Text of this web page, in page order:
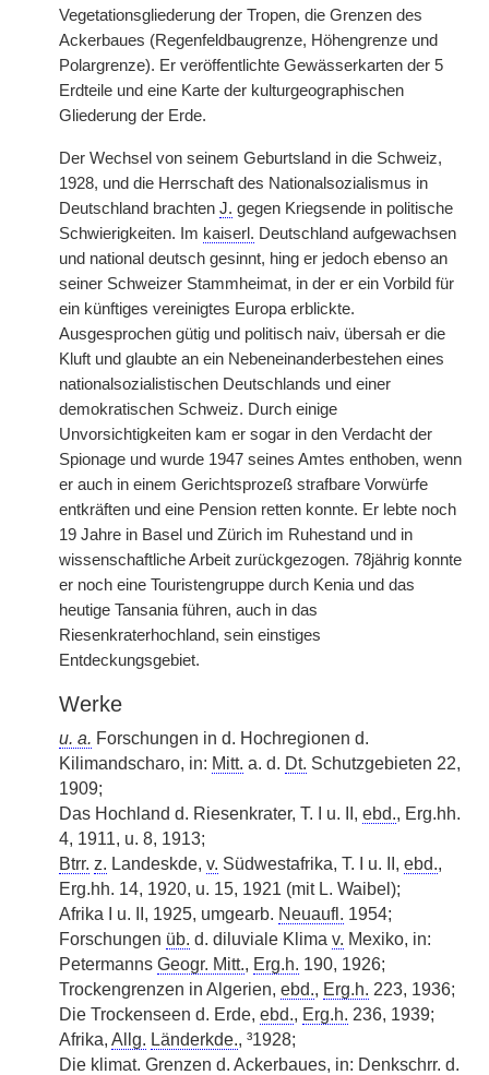
Vegetationsgliederung der Tropen, die Grenzen des
Ackerbaues (Regenfeldbaugrenze, Höhengrenze und
Polargrenze). Er veröffentlichte Gewässerkarten der 5
Erdteile und eine Karte der kulturgeographischen
Gliederung der Erde.
Der Wechsel von seinem Geburtsland in die Schweiz,
1928, und die Herrschaft des Nationalsozialismus in
Deutschland brachten J. gegen Kriegsende in politische
Schwierigkeiten. Im kaiserl. Deutschland aufgewachsen
und national deutsch gesinnt, hing er jedoch ebenso an
seiner Schweizer Stammheimat, in der er ein Vorbild für
ein künftiges vereinigtes Europa erblickte.
Ausgesprochen gütig und politisch naiv, übersah er die
Kluft und glaubte an ein Nebeneinanderbestehen eines
nationalsozialistischen Deutschlands und einer
demokratischen Schweiz. Durch einige
Unvorsichtigkeiten kam er sogar in den Verdacht der
Spionage und wurde 1947 seines Amtes enthoben, wenn
er auch in einem Gerichtsprozeß strafbare Vorwürfe
entkräften und eine Pension retten konnte. Er lebte noch
19 Jahre in Basel und Zürich im Ruhestand und in
wissenschaftliche Arbeit zurückgezogen. 78jährig konnte
er noch eine Touristengruppe durch Kenia und das
heutige Tansania führen, auch in das
Riesenkraterhochland, sein einstiges
Entdeckungsgebiet.
Werke
u. a. Forschungen in d. Hochregionen d.
Kilimandscharo, in: Mitt. a. d. Dt. Schutzgebieten 22,
1909;
Das Hochland d. Riesenkrater, T. I u. II, ebd., Erg.hh.
4, 1911, u. 8, 1913;
Btrr. z. Landeskde, v. Südwestafrika, T. I u. II, ebd.,
Erg.hh. 14, 1920, u. 15, 1921 (mit L. Waibel);
Afrika I u. II, 1925, umgearb. Neuaufl. 1954;
Forschungen üb. d. diluviale Klima v. Mexiko, in:
Petermanns Geogr. Mitt., Erg.h. 190, 1926;
Trockengrenzen in Algerien, ebd., Erg.h. 223, 1936;
Die Trockenseen d. Erde, ebd., Erg.h. 236, 1939;
Afrika, Allg. Länderkde., ³1928;
Die klimat. Grenzen d. Ackerbaues, in: Denkschrr. d.